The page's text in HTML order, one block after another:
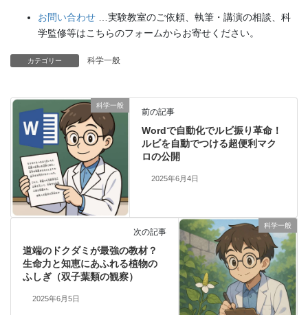
お問い合わせ …実験教室のご依頼、執筆・講演の相談、科
学監修等はこちらのフォームからお寄せください。
カテゴリー 科学一般
科学一般
前の記事
Wordで自動化でルビ振り革命！
ルビを自動でつける超便利マク
ロの公開
2025年6月4日
科学一般
次の記事
道端のドクダミが最強の教材？
生命力と知恵にあふれる植物の
ふしぎ（双子葉類の観察）
2025年6月5日